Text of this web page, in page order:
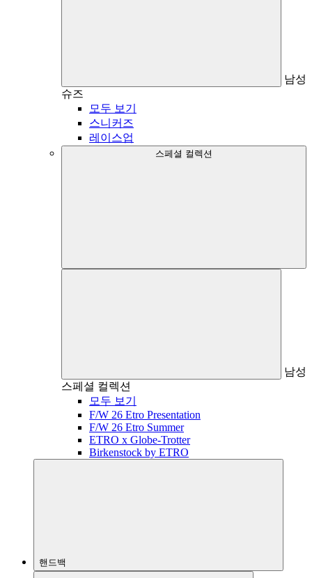
남성
슈즈
모두 보기
스니커즈
레이스업
스페셜 컬렉션
남성
스페셜 컬렉션
모두 보기
F/W 26 Etro Presentation
F/W 26 Etro Summer
ETRO x Globe-Trotter
Birkenstock by ETRO
핸드백